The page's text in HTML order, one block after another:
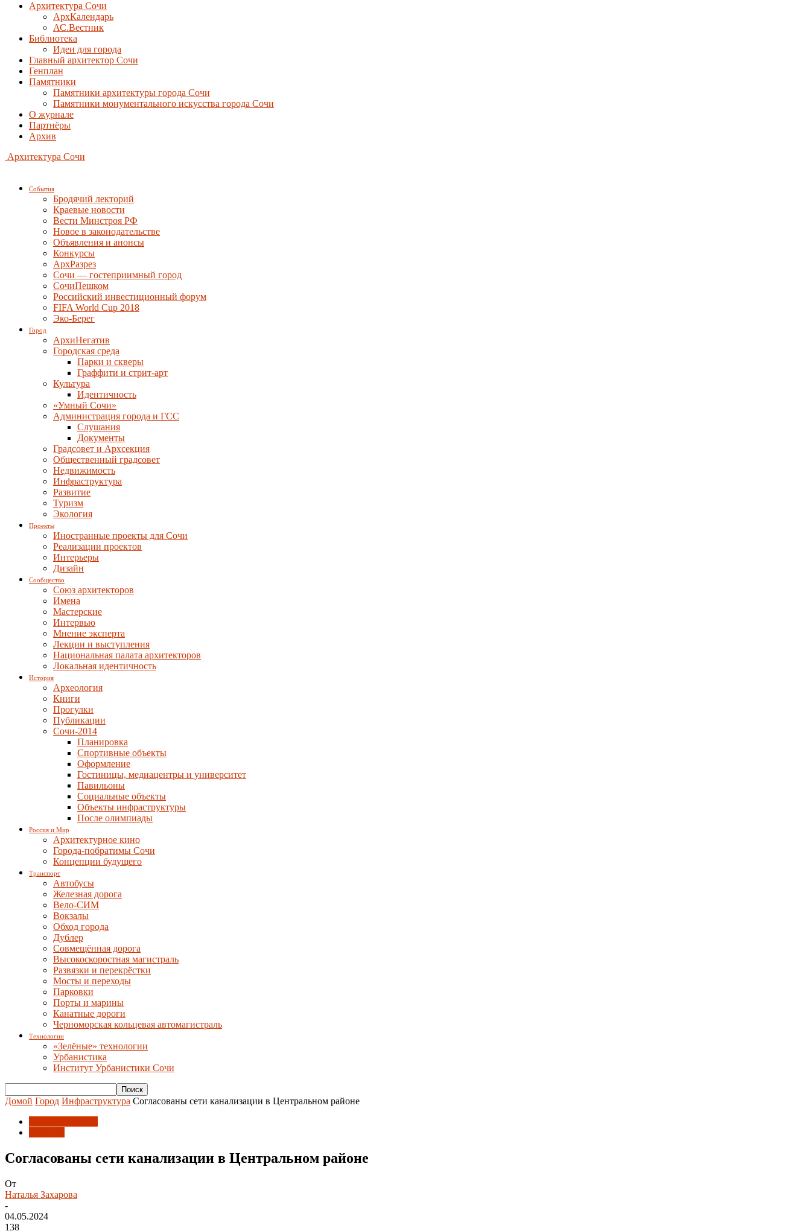
Архитектура Сочи
АрхКалендарь
АС.Вестник
Библиотека
Идеи для города
Главный архитектор Сочи
Генплан
Памятники
Памятники архитектуры города Сочи
Памятники монументального искусства города Сочи
О журнале
Партнёры
Архив
Архитектура Сочи
События
Бродячий лекторий
Краевые новости
Вести Минстроя РФ
Новое в законодательстве
Объявления и анонсы
Конкурсы
АрхРазрез
Сочи — гостеприимный город
СочиПешком
Российский инвестиционный форум
FIFA World Cup 2018
Эко-Берег
Город
АрхиНегатив
Городская среда
Парки и скверы
Граффити и стрит-арт
Культура
Идентичность
«Умный Сочи»
Администрация города и ГСС
Слушания
Документы
Градсовет и Архсекция
Общественный градсовет
Недвижимость
Инфраструктура
Развитие
Туризм
Экология
Проекты
Иностранные проекты для Сочи
Реализации проектов
Интерьеры
Дизайн
Сообщество
Союз архитекторов
Имена
Мастерские
Интервью
Мнение эксперта
Лекции и выступления
Национальная палата архитекторов
Локальная идентичность
История
Археология
Книги
Прогулки
Публикации
Сочи-2014
Планировка
Спортивные объекты
Оформление
Гостиницы, медиацентры и университет
Павильоны
Социальные объекты
Объекты инфраструктуры
После олимпиады
Россия и Мир
Архитектурное кино
Города-побратимы Сочи
Концепции будущего
Транспорт
Автобусы
Железная дорога
Вело-СИМ
Вокзалы
Обход города
Дублер
Совмещённая дорога
Высокоскоростная магистраль
Развязки и перекрёстки
Мосты и переходы
Парковки
Порты и марины
Канатные дороги
Черноморская кольцевая автомагистраль
Технологии
«Зелёные» технологии
Урбанистика
Институт Урбанистики Сочи
Домой Город Инфраструктура Согласованы сети канализации в Центральном районе
Согласованы сети канализации в Центральном районе
От
Наталья Захарова
-
04.05.2024
138